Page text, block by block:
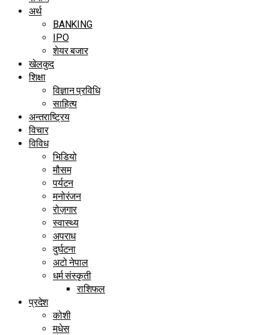
अर्थ
BANKING
IPO
शेयर बजार
खेलकुद
शिक्षा
विज्ञान प्रविधि
साहित्य
अन्तराष्ट्रिय
विचार
विविध
भिडियो
मौसम
पर्यटन
मनोरंजन
रोज़गार
स्वास्थ्य
अपराध
दुर्घटना
अटो नेपाल
धर्म संस्कृती
राशिफल
प्रदेश
कोशी
मधेस